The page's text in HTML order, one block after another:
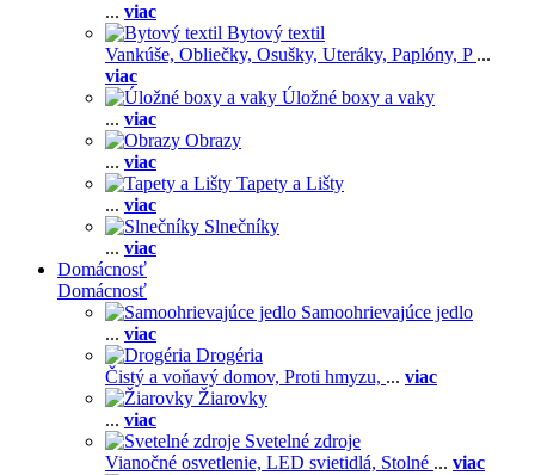
... viac
Bytový textil
Vankúše, Obliečky, Osušky, Uteráky, Paplóny, P ...
viac
Úložné boxy a vaky
... viac
Obrazy
... viac
Tapety a Lišty
... viac
Slnečníky
... viac
Domácnosť
Domácnosť
Samoohrievajúce jedlo
... viac
Drogéria
Čistý a voňavý domov, Proti hmyzu, ... viac
Žiarovky
... viac
Svetelné zdroje
Vianočné osvetlenie, LED svietidlá, Stolné ... viac